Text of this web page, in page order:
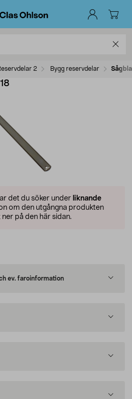
2 Bygg reservdelar
det du söker under liknande
om den utgångna produkten
ner på den här sidan.
ev. faroinformation